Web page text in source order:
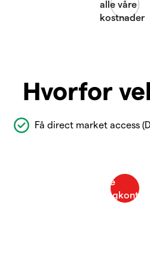
Hvorfor
Få direct market access